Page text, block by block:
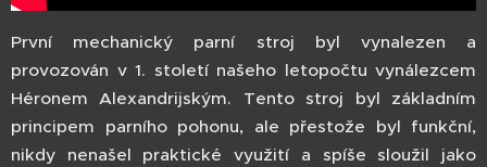
První mechanický parní stroj byl vynalezen a
provozován v 1. století našeho letopočtu vynálezcem
Héronem Alexandrijským. Tento stroj byl základním
principem parního pohonu, ale přestože byl funkční,
nikdy nenašel praktické využití a spíše sloužil jako